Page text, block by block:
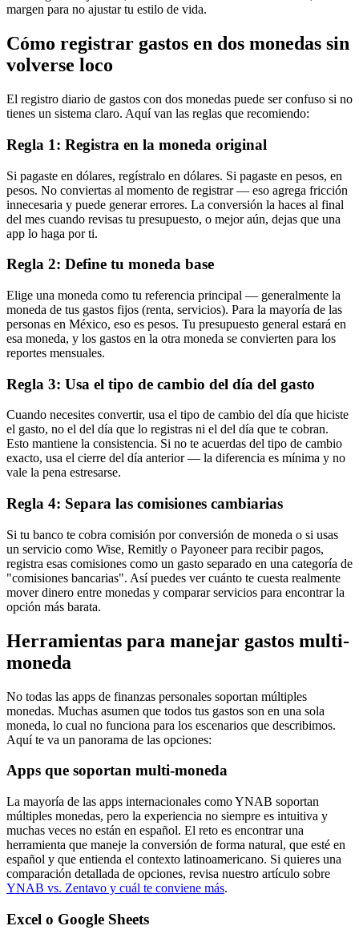
margen para no ajustar tu estilo de vida.
Cómo registrar gastos en dos monedas sin
volverse loco
El registro diario de gastos con dos monedas puede ser confuso si no
tienes un sistema claro. Aquí van las reglas que recomiendo:
Regla 1: Registra en la moneda original
Si pagaste en dólares, regístralo en dólares. Si pagaste en pesos, en
pesos. No conviertas al momento de registrar — eso agrega fricción
innecesaria y puede generar errores. La conversión la haces al final
del mes cuando revisas tu presupuesto, o mejor aún, dejas que una
app lo haga por ti.
Regla 2: Define tu moneda base
Elige una moneda como tu referencia principal — generalmente la
moneda de tus gastos fijos (renta, servicios). Para la mayoría de las
personas en México, eso es pesos. Tu presupuesto general estará en
esa moneda, y los gastos en la otra moneda se convierten para los
reportes mensuales.
Regla 3: Usa el tipo de cambio del día del gasto
Cuando necesites convertir, usa el tipo de cambio del día que hiciste
el gasto, no el del día que lo registras ni el del día que te cobran.
Esto mantiene la consistencia. Si no te acuerdas del tipo de cambio
exacto, usa el cierre del día anterior — la diferencia es mínima y no
vale la pena estresarse.
Regla 4: Separa las comisiones cambiarias
Si tu banco te cobra comisión por conversión de moneda o si usas
un servicio como Wise, Remitly o Payoneer para recibir pagos,
registra esas comisiones como un gasto separado en una categoría de
"comisiones bancarias". Así puedes ver cuánto te cuesta realmente
mover dinero entre monedas y comparar servicios para encontrar la
opción más barata.
Herramientas para manejar gastos multi-
moneda
No todas las apps de finanzas personales soportan múltiples
monedas. Muchas asumen que todos tus gastos son en una sola
moneda, lo cual no funciona para los escenarios que describimos.
Aquí te va un panorama de las opciones:
Apps que soportan multi-moneda
La mayoría de las apps internacionales como YNAB soportan
múltiples monedas, pero la experiencia no siempre es intuitiva y
muchas veces no están en español. El reto es encontrar una
herramienta que maneje la conversión de forma natural, que esté en
español y que entienda el contexto latinoamericano. Si quieres una
comparación detallada de opciones, revisa nuestro artículo sobre
YNAB vs. Zentavo y cuál te conviene más.
Excel o Google Sheets